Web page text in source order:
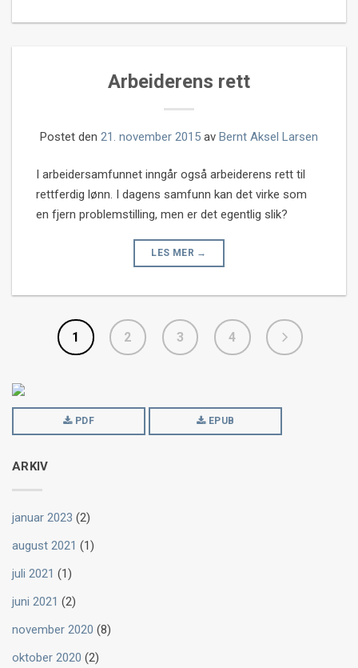
Arbeiderens rett
Postet den 21. november 2015 av Bernt Aksel Larsen
I arbeidersamfunnet inngår også arbeiderens rett til
rettferdig lønn. I dagens samfunn kan det virke som
en fjern problemstilling, men er det egentlig slik?
LES MER →
Posts
navigation
1 2 3 4
PDF EPUB
ARKIV
januar 2023 (2)
august 2021 (1)
juli 2021 (1)
juni 2021 (2)
november 2020 (8)
oktober 2020 (2)